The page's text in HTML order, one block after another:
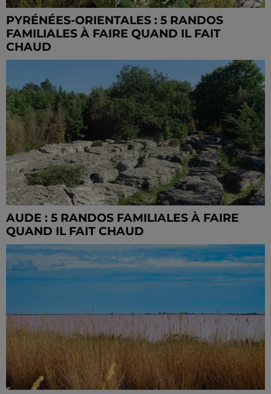
PYRÉNÉES-ORIENTALES : 5 RANDOS
FAMILIALES À FAIRE QUAND IL FAIT
CHAUD
AUDE : 5 RANDOS FAMILIALES À FAIRE
QUAND IL FAIT CHAUD